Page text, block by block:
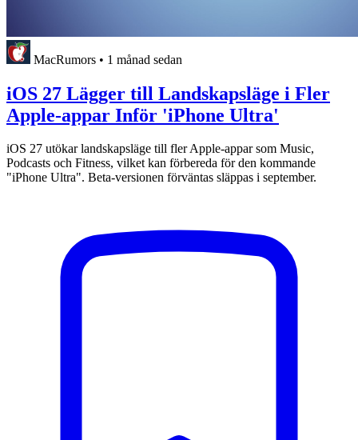
MacRumors • 1 månad sedan
iOS 27 Lägger till Landskapsläge i Fler
Apple-appar Inför 'iPhone Ultra'
iOS 27 utökar landskapsläge till fler Apple-appar som Music,
Podcasts och Fitness, vilket kan förbereda för den kommande
"iPhone Ultra". Beta-versionen förväntas släppas i september.